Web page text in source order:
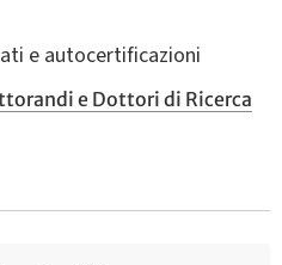
e autocertificazioni
e Dottori di Ricerca